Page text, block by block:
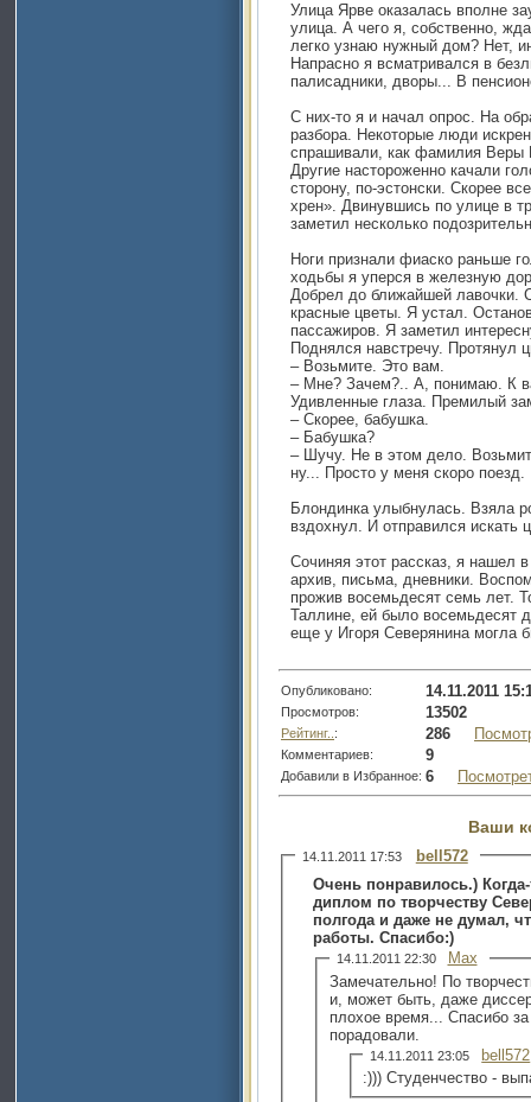
Улица Ярве оказалась вполне
улица. А чего я, собственно,
легко узнаю нужный дом? Нет,
Напрасно я всматривался в
палисадники, дворы... В
С них-то я и начал опрос. На
разбора. Некоторые люди
спрашивали, как фамилия Веры
Другие настороженно качали
сторону, по-эстонски. Скорее
хрен». Двинувшись по улице в
заметил несколько
Ноги признали фиаско раньше
ходьбы я уперся в железную
Добрел до ближайшей лавочки.
красные цветы. Я устал.
пассажиров. Я заметил
Поднялся навстречу. Протянул
– Возьмите. Это вам.
– Мне? Зачем?.. А, понимаю. К
Удивленные глаза. Премилый
– Скорее, бабушка.
– Бабушка?
– Шучу. Не в этом дело.
ну... Просто у меня скоро поезд.
Блондинка улыбнулась. Взяла
вздохнул. И отправился искать
Сочиняя этот рассказ, я нашел
архив, письма, дневники.
прожив восемьдесят семь лет.
Таллине, ей было восемьдесят
еще у Игоря Северянина могла
Опубликовано: 14.11.2011
Просмотров: 13502
Рейтинг.. : 286
Комментариев: 9
Добавили в Избранное: 6
Ваши
14.11.2011 17:53
bell572
Очень понравилось.)
диплом по творчеству
полгода и даже не думал,
работы. Спасибо:)
14.11.2011 22:30
Max
Замечательно! По
и, может быть, даже
плохое время... Спасибо
порадовали.
14.11.2011 23:05
bell572
:))) Студенчество -